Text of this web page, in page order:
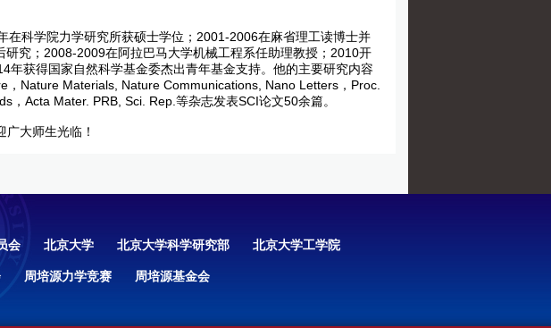
科学院力学研究所获硕士学位；2001-2006在麻省理工读博士并
究；2008-2009在阿拉巴马大学机械工程系任助理教授；2010开
年获得国家自然科学基金委杰出青年基金支持。他的主要研究内容
Nature Materials, Nature Communications, Nano Letters，Proc.
Acta Mater. PRB, Sci. Rep.等杂志发表SCI论文50余篇。
广大师生光临！
会 北京大学 北京大学科学研究部 北京大学工学院
周培源力学竞赛 周培源基金会